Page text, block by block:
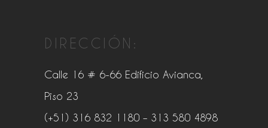
DIRECCIÓN:
Calle 16 # 6-66 Edificio Avianca,
Piso 23
(+51) 316 832 1180 – 313 580 4898